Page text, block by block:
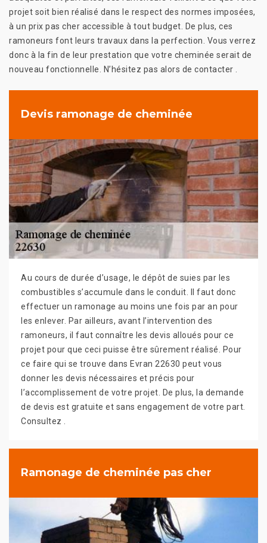
projet soit bien réalisé dans le respect des normes imposées,
à un prix pas cher accessible à tout budget. De plus, ces
ramoneurs font leurs travaux dans la perfection. Vous verrez
donc à la fin de leur prestation que votre cheminée serait de
nouveau fonctionnelle. N’hésitez pas alors de contacter .
Devis ramonage de cheminée
Au cours de durée d’usage, le dépôt de suies par les
combustibles s’accumule dans le conduit. Il faut donc
effectuer un ramonage au moins une fois par an pour
les enlever. Par ailleurs, avant l’intervention des
ramoneurs, il faut connaître les devis alloués pour ce
projet pour que ceci puisse être sûrement réalisé. Pour
ce faire qui se trouve dans Evran 22630 peut vous
donner les devis nécessaires et précis pour
l’accomplissement de votre projet. De plus, la demande
de devis est gratuite et sans engagement de votre part.
Consultez .
Ramonage de cheminée pas cher